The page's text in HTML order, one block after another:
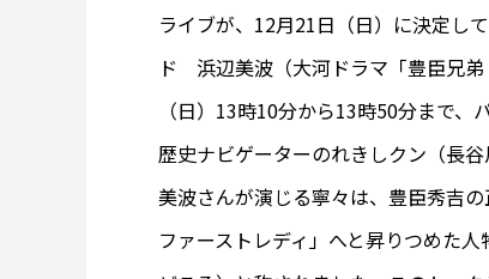
ライブが、12月21日（日）に決定し
ド 浜辺美波（大河ドラマ「豊臣兄
（日）13時10分から13時50分まで、
歴史ナビゲーターのれきしクン（長
美波さんが演じる寧々は、豊臣秀吉
ファーストレディ」へと昇りつめた